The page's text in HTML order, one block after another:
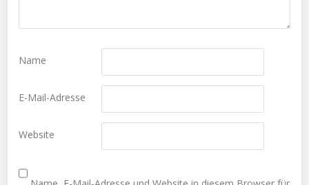
Name
E-Mail-Adresse
Website